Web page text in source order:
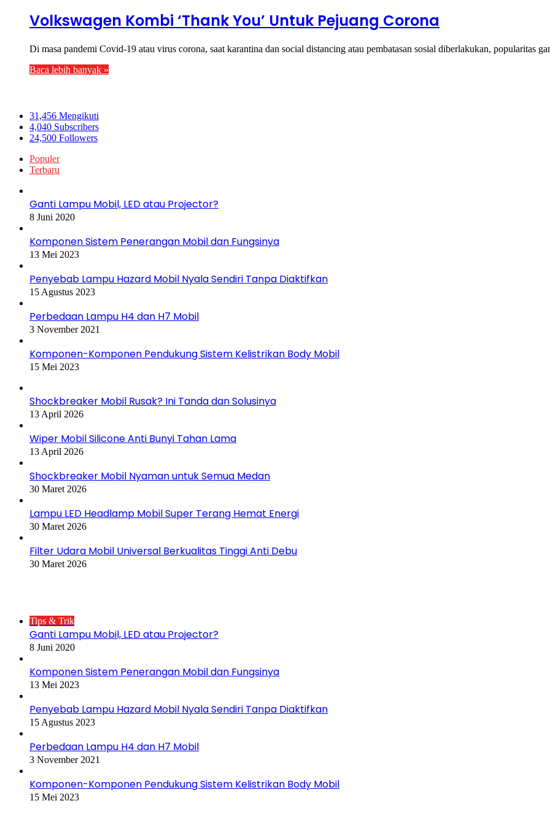
Volkswagen Kombi ‘Thank You’ Untuk Pejuang Corona
Di masa pandemi Covid-19 atau virus corona, saat karantina dan social distancing atau pembatasan sosial diberlakukan, popularitas
Baca lebih banyak »
31,456 Mengikuti
4,040 Subscribers
24,500 Followers
Populer
Terbaru
Ganti Lampu Mobil, LED atau Projector?
8 Juni 2020
Komponen Sistem Penerangan Mobil dan Fungsinya
13 Mei 2023
Penyebab Lampu Hazard Mobil Nyala Sendiri Tanpa Diaktifkan
15 Agustus 2023
Perbedaan Lampu H4 dan H7 Mobil
3 November 2021
Komponen-Komponen Pendukung Sistem Kelistrikan Body Mobil
15 Mei 2023
Shockbreaker Mobil Rusak? Ini Tanda dan Solusinya
13 April 2026
Wiper Mobil Silicone Anti Bunyi Tahan Lama
13 April 2026
Shockbreaker Mobil Nyaman untuk Semua Medan
30 Maret 2026
Lampu LED Headlamp Mobil Super Terang Hemat Energi
30 Maret 2026
Filter Udara Mobil Universal Berkualitas Tinggi Anti Debu
30 Maret 2026
Tips & Trik
Ganti Lampu Mobil, LED atau Projector?
8 Juni 2020
Komponen Sistem Penerangan Mobil dan Fungsinya
13 Mei 2023
Penyebab Lampu Hazard Mobil Nyala Sendiri Tanpa Diaktifkan
15 Agustus 2023
Perbedaan Lampu H4 dan H7 Mobil
3 November 2021
Komponen-Komponen Pendukung Sistem Kelistrikan Body Mobil
15 Mei 2023